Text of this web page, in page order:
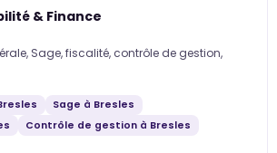
& Finance
Sage, fiscalité, contrôle de gestion,
Sage à Bresles
Contrôle de gestion à Bresles